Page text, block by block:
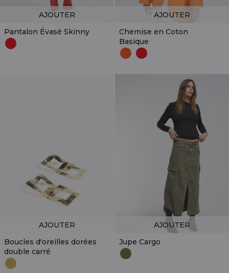
Pantalon Évasé Skinny
AJOUTER
Chemise en Coton
Basique
AJOUTER
Boucles d'oreilles dorées
double carré
AJOUTER
Jupe Cargo
AJOUTER